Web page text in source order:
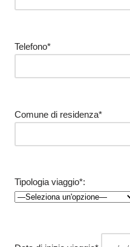
Telefono*
Comune di residenza*
Tipologia viaggio*: